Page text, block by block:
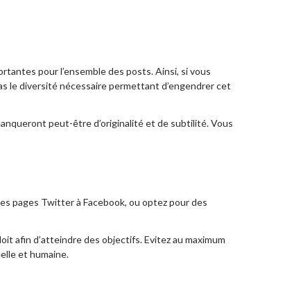
pour l’ensemble des posts. Ainsi, si vous
le diversité nécessaire permettant d’engendrer cet
peut-être d’originalité et de subtilité. Vous
pages Twitter à Facebook, ou optez pour des
afin d’atteindre des objectifs. Evitez au maximum
et humaine.